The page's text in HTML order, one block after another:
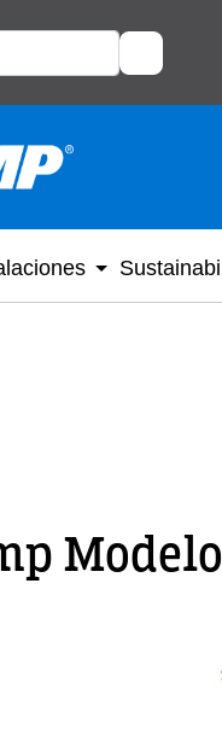
Modelo